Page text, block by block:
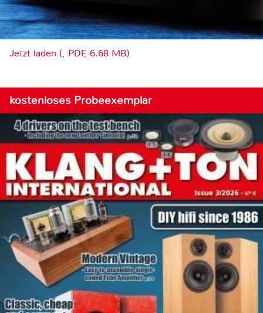
Jetzt laden (, PDF, 6.68 MB)
kostenloses Probeexemplar